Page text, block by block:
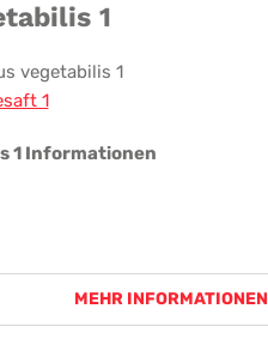
1
vegetabilis 1
1
1 Informationen
MEHR INFORMATIONEN